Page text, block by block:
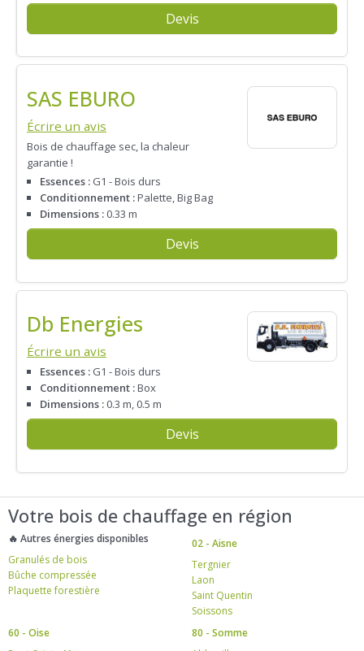
Devis
SAS EBURO
Écrire un avis
Bois de chauffage sec, la chaleur
garantie !
Essences : G1 - Bois durs
Conditionnement :Palette, Big Bag
Dimensions : 0.33 m
Devis
Db Energies
Écrire un avis
Essences : G1 - Bois durs
Conditionnement :Box
Dimensions : 0.3 m, 0.5 m
Devis
Votre bois de chauffage en région
🔥 Autres énergies disponibles
Granulés de bois
Bûche compressée
Plaquette forestière
02 - Aisne
Tergnier
Laon
Saint Quentin
Soissons
60 - Oise
80 - Somme